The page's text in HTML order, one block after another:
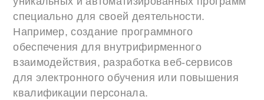
специально для своей деятельности.
Например, создание программного
обеспечения для внутрифирменного
взаимодействия, разработка веб-сервисов
для электронного обучения или повышения
квалификации персонала.